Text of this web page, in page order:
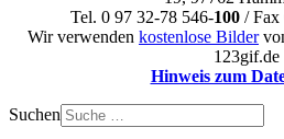
Tel. 0 97 32-78 546-100 / Fax
Wir verwenden kostenlose Bilder
123gif.de
Hinweis zum
Suchen